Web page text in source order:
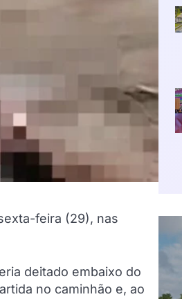
feira (29), nas
deitado embaixo do
no caminhão e, ao